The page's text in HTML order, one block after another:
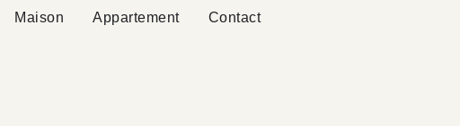
Maison Appartement Contact